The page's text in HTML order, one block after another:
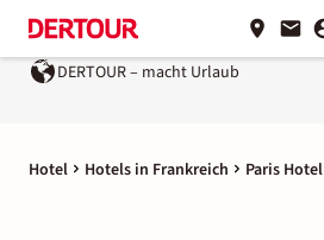
DERTOUR – macht Urlaub
Hotel Hotels in Frankreich Paris Hotel